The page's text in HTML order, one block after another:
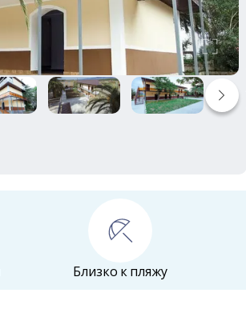
Близко к пляжу